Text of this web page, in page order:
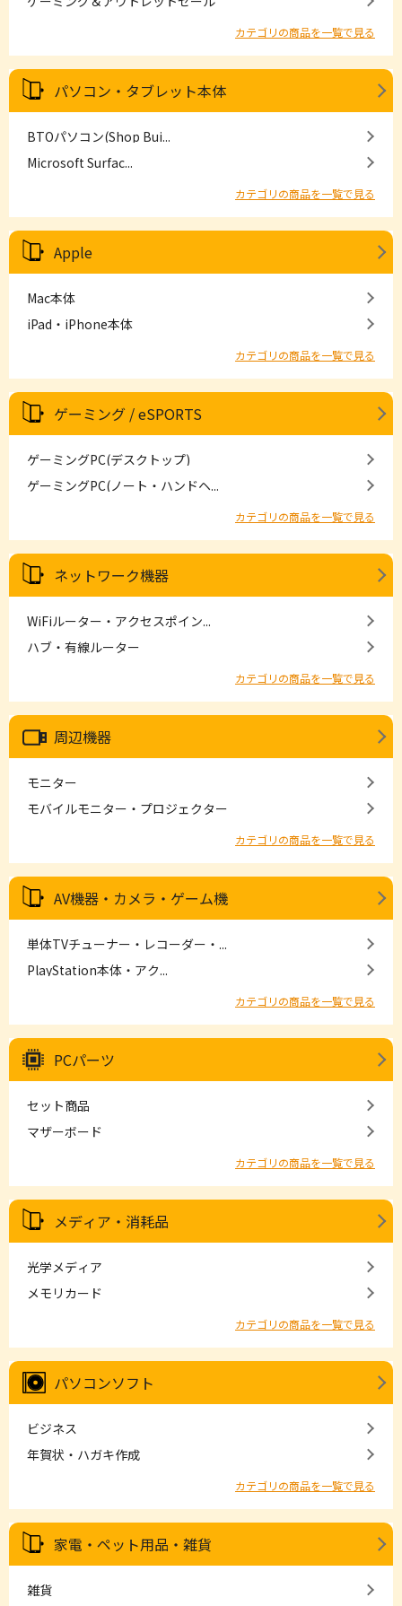
カテゴリの商品を一覧で見る
パソコン・タブレット本体
BTOパソコン(Shop Bui...
Microsoft Surfac...
カテゴリの商品を一覧で見る
Apple
Mac本体
iPad・iPhone本体
カテゴリの商品を一覧で見る
ゲーミング / eSPORTS
ゲーミングPC(デスクトップ)
ゲーミングPC(ノート・ハンドヘ...
カテゴリの商品を一覧で見る
ネットワーク機器
WiFiルーター・アクセスポイン...
ハブ・有線ルーター
カテゴリの商品を一覧で見る
周辺機器
モニター
モバイルモニター・プロジェクター
カテゴリの商品を一覧で見る
AV機器・カメラ・ゲーム機
単体TVチューナー・レコーダー・...
PlayStation本体・アク...
カテゴリの商品を一覧で見る
PCパーツ
セット商品
マザーボード
カテゴリの商品を一覧で見る
メディア・消耗品
光学メディア
メモリカード
カテゴリの商品を一覧で見る
パソコンソフト
ビジネス
年賀状・ハガキ作成
カテゴリの商品を一覧で見る
家電・ペット用品・雑貨
雑貨